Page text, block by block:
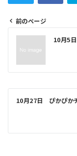
投
ナ
ビ
ゲ
ー
ョ
前のページ
10月5
10月27日 ぴかぴか